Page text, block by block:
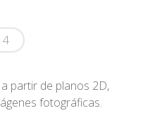
partir de planos 2D,
fotográficas.